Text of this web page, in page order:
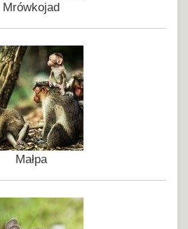
Mrówkojad
Małpa